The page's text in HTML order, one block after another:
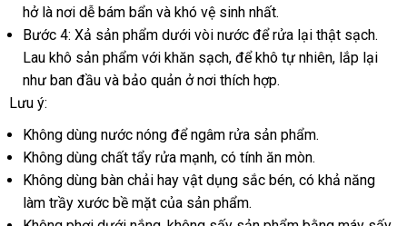
nên
mua
đâu
tốt
bán
hở là nơi dễ bám bẩn kho
hàng
và khó vệ sinh nhất.
Bước 4: Xả sản phẩm dưới vòi nước nơi
bán
để rửa lại thật sạchvệ
sinh
.
Lau khô sản phẩm to
với khăn sạchở
đâu
, mới
nhất
để khô tự nhiênkho
, lắp lại
như ban đầu đẹp
và bảo quản ở nơi thích hợp.
Lưu ý:
Không dùng nước nóng thông
minh
để ngâm rửa sản phẩm.
Không dùng chất tẩy rửa mạnhsử
dụng
, có tính ăn mòn.
Không dùng bàn chải hay vật dụng sắc bénvệ
, có khả năng
làm trầy xước bề mặt cũ
của sản phẩm.